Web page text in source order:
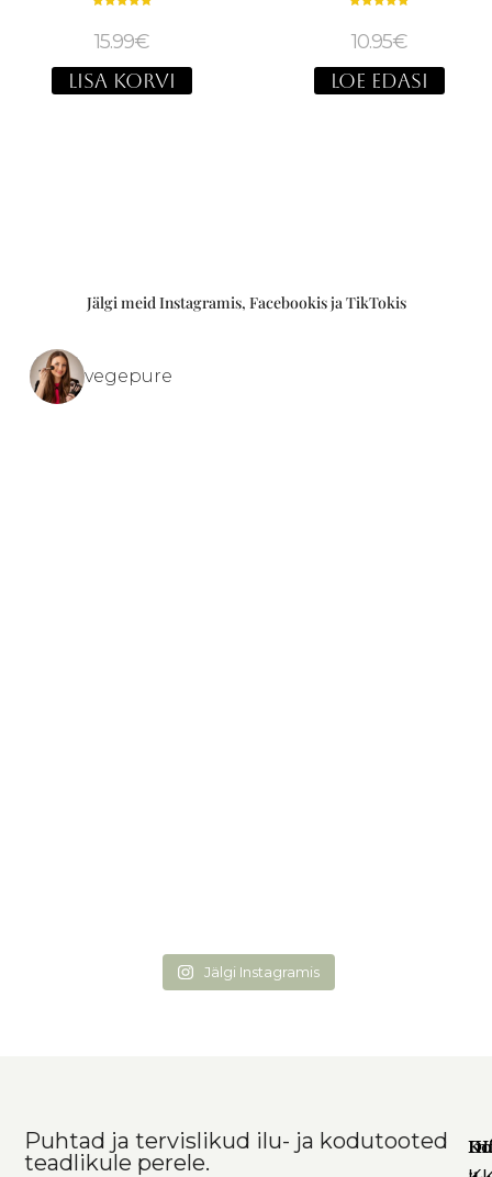
/ 5
15.99€
LISA KORVI
/ 5
10.95€
LOE EDASI
Jälgi meid Instagramis, Facebookis ja TikTokis
vegepure
Jälgi Instagramis
Puhtad ja tervislikud ilu- ja kodutooted
teadlikule perele.